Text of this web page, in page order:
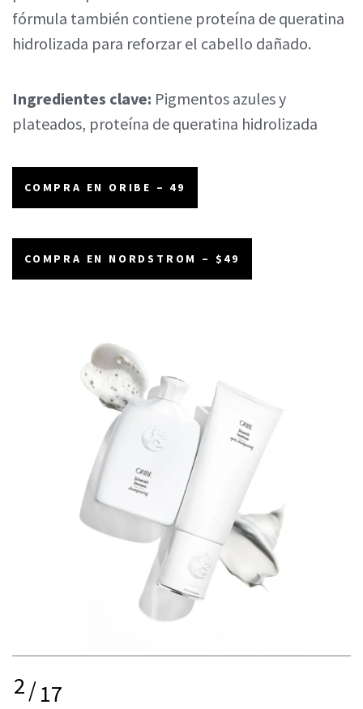
fórmula también contiene proteína de queratina
hidrolizada para reforzar el cabello dañado.
Ingredientes clave: Pigmentos azules y
plateados, proteína de queratina hidrolizada
COMPRA EN ORIBE – 49
COMPRA EN NORDSTROM – $49
2/17